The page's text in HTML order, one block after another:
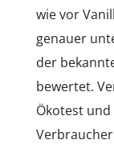
wie vor
genauer
der
bewertet.
Ökotest